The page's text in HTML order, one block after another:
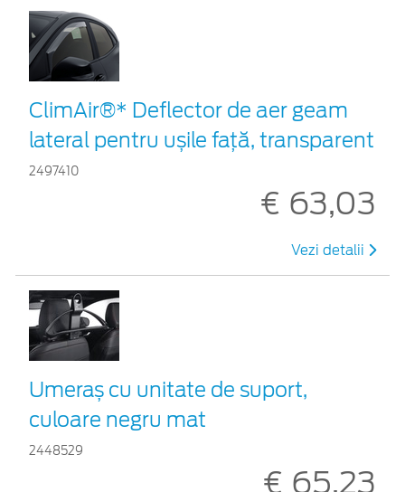
ClimAir®* Deflector de aer geam
lateral pentru ușile față, transparent
2497410
€ 63,03
Vezi detalii
Umeraș cu unitate de suport,
culoare negru mat
2448529
€ 65,23